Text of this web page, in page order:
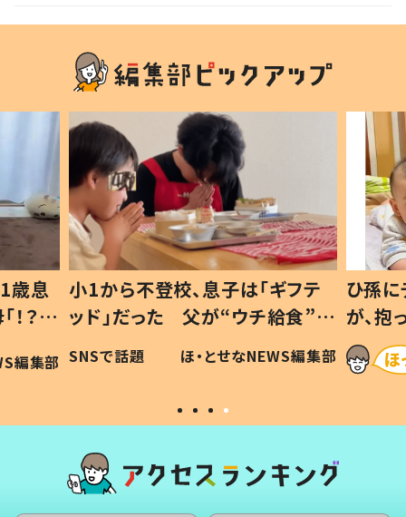
歳息
？」
編集部
小1から不登校、息子は「ギフテ
ッド」だった 父が“ウチ給食”を
作り続ける理由とは #令和の親
#令和の子
SNSで話題 ほ・とせなNEWS編集部
ひ孫
が、
「涙が
い」